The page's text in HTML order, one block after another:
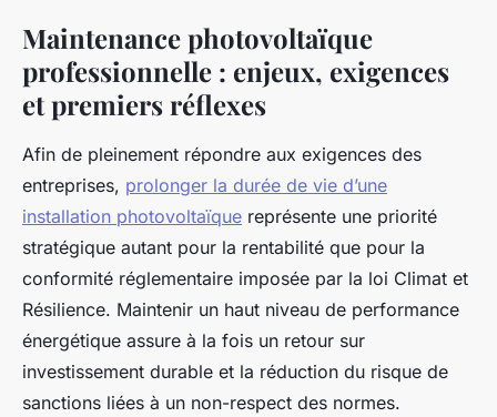
Maintenance photovoltaïque
professionnelle : enjeux, exigences
et premiers réflexes
Afin de pleinement répondre aux exigences des
entreprises, prolonger la durée de vie d’une
installation photovoltaïque représente une priorité
stratégique autant pour la rentabilité que pour la
conformité réglementaire imposée par la loi Climat et
Résilience. Maintenir un haut niveau de performance
énergétique assure à la fois un retour sur
investissement durable et la réduction du risque de
sanctions liées à un non-respect des normes.